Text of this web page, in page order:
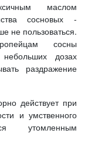
маслом
сосновых -
не пользоваться.
сосны
дозах
раздражение
действует при
и умственного
утомленным